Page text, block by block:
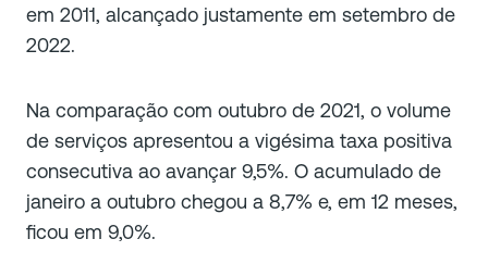
em 2011, alcançado justamente em setembro de
2022.
Na comparação com outubro de 2021, o volume
de serviços apresentou a vigésima taxa positiva
consecutiva ao avançar 9,5%. O acumulado de
janeiro a outubro chegou a 8,7% e, em 12 meses,
ficou em 9,0%.